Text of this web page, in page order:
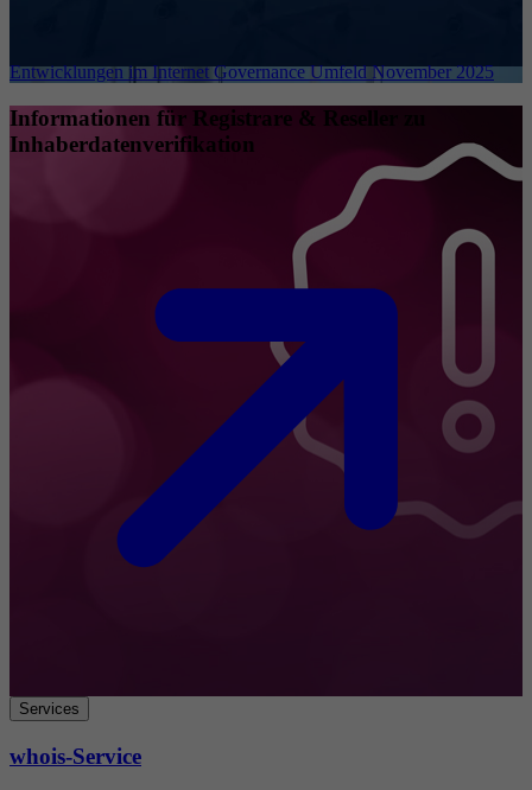
Entwicklungen im Internet Governance Umfeld November 2025
Informationen für Registrare & Reseller zu
Inhaberdatenverifikation
Services
whois-Service